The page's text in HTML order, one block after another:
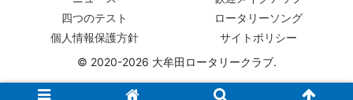
四つのテスト
ロータリーソング
個人情報保護方針
サイトポリシー
© 2020-2026 大牟田ロータリークラブ.